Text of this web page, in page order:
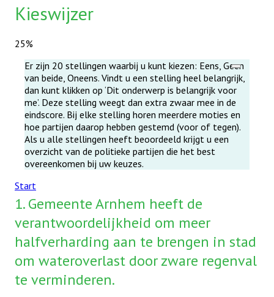
Kieswijzer
25%
Er zijn 20 stellingen waarbij u kunt kiezen: Eens, Geen
van beide, Oneens. Vindt u een stelling heel belangrijk,
dan kunt klikken op ‘Dit onderwerp is belangrijk voor
me’. Deze stelling weegt dan extra zwaar mee in de
eindscore. Bij elke stelling horen meerdere moties en
hoe partijen daarop hebben gestemd (voor of tegen).
Als u alle stellingen heeft beoordeeld krijgt u een
overzicht van de politieke partijen die het best
overeenkomen bij uw keuzes.
Start
1.Gemeente Arnhem heeft de
verantwoordelijkheid om meer
halfverharding aan te brengen in stad
om wateroverlast door zware regenval
te verminderen.